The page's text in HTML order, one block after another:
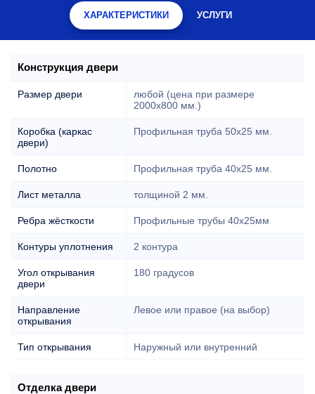
ХАРАКТЕРИСТИКИ УСЛУГИ
Конструкция двери
Размер двери
любой (цена при размере
2000x800 мм.)
Коробка (каркас
двери)
Профильная труба 50х25 мм.
Полотно Профильная труба 40х25 мм.
Лист металла толщиной 2 мм.
Ребра жёсткости Профильные трубы 40х25мм
Контуры уплотнения 2 контура
Угол открывания
двери
180 градусов
Направление
открывания
Левое или правое (на выбор)
Тип открывания Наружный или внутренний
Отделка двери